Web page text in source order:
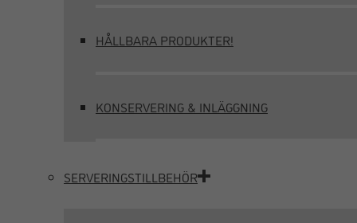
HÅLLBARA PRODUKTER!
KONSERVERING & INLÄGGNING
SERVERINGSTILLBEHÖR